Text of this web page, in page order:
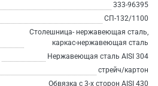
333-96395
СП-132/1100
Столешница- нержавеющая сталь,
каркас-нержавеющая сталь
Нержавеющая сталь AISI 304
стрейч/картон
Обвязка с 3-х сторон AISI 430